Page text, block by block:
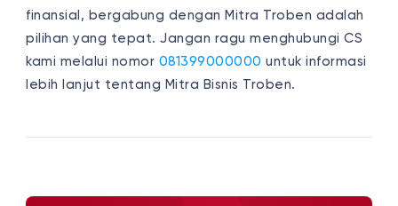
finansial, bergabung dengan Mitra Troben adalah
pilihan yang tepat. Jangan ragu menghubungi CS
kami melalui nomor 081399000000 untuk informasi
lebih lanjut tentang Mitra Bisnis Troben.